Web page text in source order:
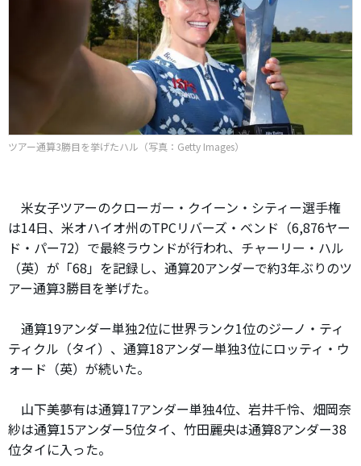
ツアー通算3勝目を挙げたハル（写真：Getty Images）
米女子ツアーのクローガー・クイーン・シティー選手権
は14日、米オハイオ州のTPCリバーズ・ベンド（6,876ヤー
ド・パー72）で最終ラウンドが行われ、チャーリー・ハル
（英）が「68」を記録し、通算20アンダーで約3年ぶりのツ
アー通算3勝目を挙げた。
通算19アンダー単独2位に世界ランク1位のジーノ・ティ
ティクル（タイ）、通算18アンダー単独3位にロッティ・ウ
ォード（英）が続いた。
山下美夢有は通算17アンダー単独4位、岩井千怜、畑岡奈
紗は通算15アンダー5位タイ、竹田麗央は通算8アンダー38
位タイに入った。